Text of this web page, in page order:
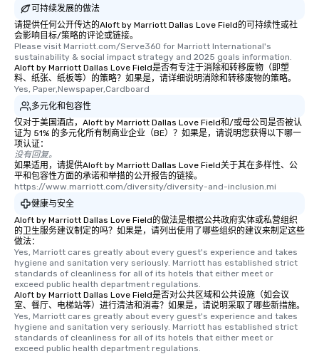
可持续发展的做法
请提供任何公开传达的Aloft by Marriott Dallas Love Field的可持续性或社
会影响目标/策略的评论或链接。
Please visit Marriott.com/Serve360 for Marriott International's
sustainability & social impact strategy and 2025 goals information.
Aloft by Marriott Dallas Love Field是否有专注于消除和转移废物（即塑
料、纸张、纸板等）的策略？如果是，请详细说明消除和转移废物的策略。
Yes, Paper,Newspaper,Cardboard
多元化和包容性
仅对于美国酒店，Aloft by Marriott Dallas Love Field和/或母公司是否被认
证为 51% 的多元化所有制商业企业（BE）？如果是，请说明您获得以下哪一
项认证：
没有回复。
如果适用，请提供Aloft by Marriott Dallas Love Field关于其在多样性、公
平和包容性方面的承诺和举措的公开报告的链接。
https://www.marriott.com/diversity/diversity-and-inclusion.mi
健康与安全
Aloft by Marriott Dallas Love Field的做法是根据公共政府实体或私营组织
的卫生服务建议制定的吗？如果是，请列出使用了哪些组织的建议来制定这些
做法：
Yes, Marriott cares greatly about every guest's experience and takes
hygiene and sanitation very seriously. Marriott has established strict
standards of cleanliness for all of its hotels that either meet or
exceed public health department regulations.
Aloft by Marriott Dallas Love Field是否对公共区域和公共设施（如会议
室、餐厅、电梯站等）进行清洁和消毒？如果是，请说明采取了哪些新措施。
Yes, Marriott cares greatly about every guest's experience and takes
hygiene and sanitation very seriously. Marriott has established strict
standards of cleanliness for all of its hotels that either meet or
exceed public health department regulations.